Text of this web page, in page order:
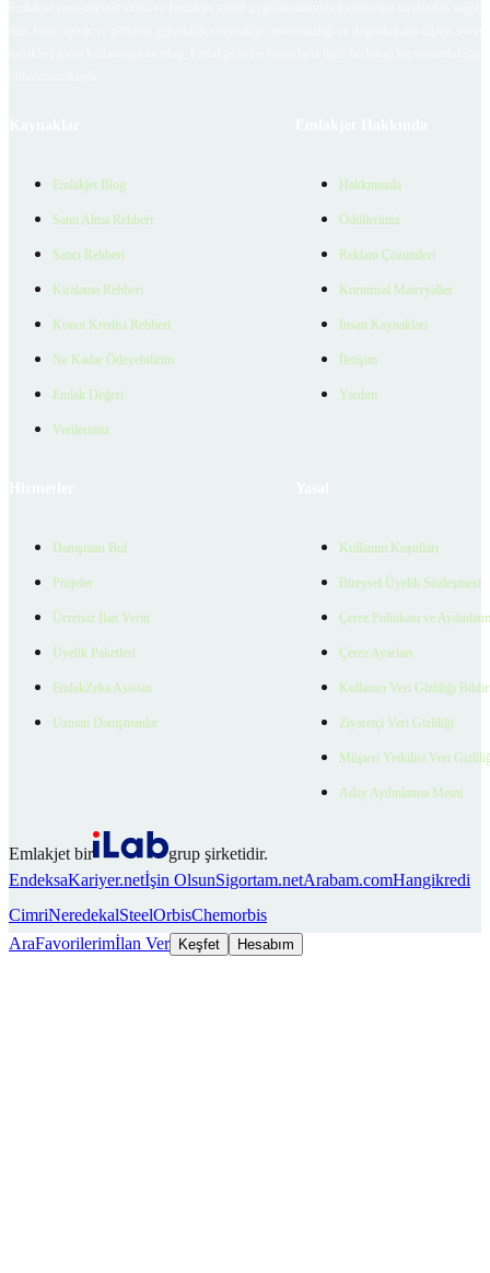
Emlakjet Blog
Satın Alma Rehberi
Satıcı Rehberi
Kiralama Rehberi
Konut Kredisi Rehberi
Ne Kadar Ödeyebilirim
Emlak Değeri
Verilerimiz
Hakkımızda
Ödüllerimiz
Reklam Çözümleri
Kurumsal Materyaller
İnsan Kaynakları
İletişim
Yardım
Danışman Bul
Projeler
Ücretsiz İlan Verin
Üyelik Paketleri
EmlakZeka Asistan
Uzman Danışmanlar
Kullanım Koşulları
Bireysel Üyelik Sözleşmesi
Çerez Politikası ve
Çerez Ayarları
Kullanıcı Veri Gizliliği
Ziyaretçi Veri Gizliliği
Müşteri Yetkilisi Veri
Aday Aydınlatma Metni
Emlakjet bir
grup şirketidir.
EndeksaKariyer.netİşin OlsunSigortam.netArabam.comHangikredi
CimriNeredekalSteelOrbisChemorbis
AraFavorilerimİlan Ver Keşfet Hesabım